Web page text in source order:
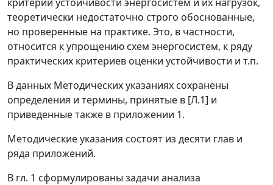
теоретически недостаточно строго обоснованные,
но проверенные на практике. Это, в частности,
относится к упрощению схем энергосистем, к ряду
практических критериев оценки устойчивости и т.п.
В данных Методических указаниях сохранены
определения и термины, принятые в [Л.1] и
приведенные также в приложении 1.
Методические указания состоят из десяти глав и
ряда приложений.
В гл. 1 сформулированы задачи анализа